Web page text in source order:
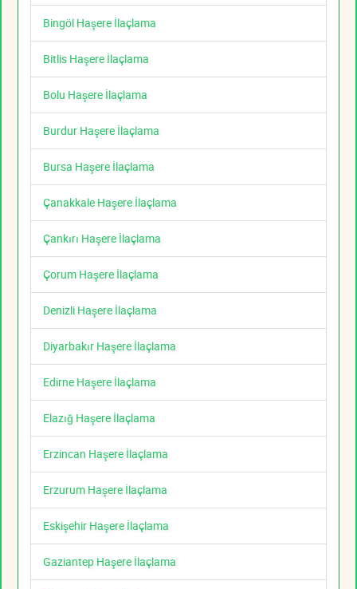
Bingöl Haşere İlaçlama
Bitlis Haşere İlaçlama
Bolu Haşere İlaçlama
Burdur Haşere İlaçlama
Bursa Haşere İlaçlama
Çanakkale Haşere İlaçlama
Çankırı Haşere İlaçlama
Çorum Haşere İlaçlama
Denizli Haşere İlaçlama
Diyarbakır Haşere İlaçlama
Edirne Haşere İlaçlama
Elazığ Haşere İlaçlama
Erzincan Haşere İlaçlama
Erzurum Haşere İlaçlama
Eskişehir Haşere İlaçlama
Gaziantep Haşere İlaçlama